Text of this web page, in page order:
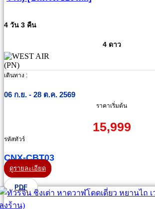
4 วัน 3 คืน
4 ดาว
เดินทาง :
06 ก.ย. - 28 ต.ค. 2569
ราคาเริ่มต้น
15,999
รหัสทัวร์
CNX-CBT03
ดูรายละเอียด
PDF